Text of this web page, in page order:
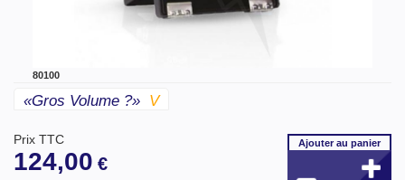
80100
«gros Volume ?» V
Prix TTC
124,00 €
Ajouterau panier